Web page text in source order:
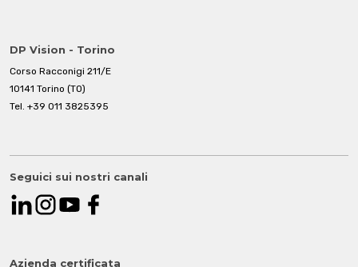
DP Vision - Torino
Corso Racconigi 211/E
10141 Torino (TO)
Tel. +39 011 3825395
Azienda certificata
Seguici sui nostri canali